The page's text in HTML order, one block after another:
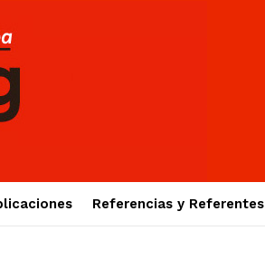
Referencias y Referentes